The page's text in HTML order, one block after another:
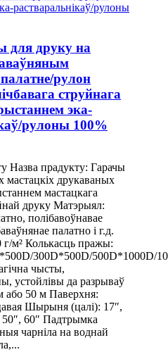
для друку на
рулон
струйнага
эка-
рулоны 100%
Назва прадукту: Гарачы
мастацкіх друкаваных
мастацкага
друку Матэрыял:
полібавоўнавае
палатно і г.д.
г/м² Колькасць пражы:
300D*500D/500D*1000D/
чысты,
устойлівы да разрываў
50 м Паверхня:
Шырыня (цалі): 17″,
50″, 60″ Падтрымка
чарніла на воднай